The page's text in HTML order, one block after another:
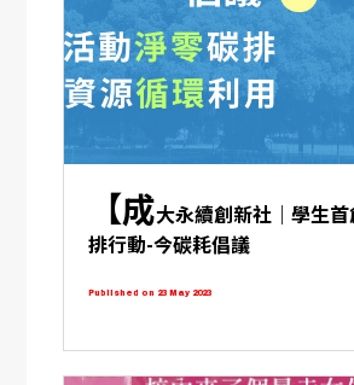
【成大永續創新社｜學生
排行動-今碳耗倡議
Published on 23 May 2023